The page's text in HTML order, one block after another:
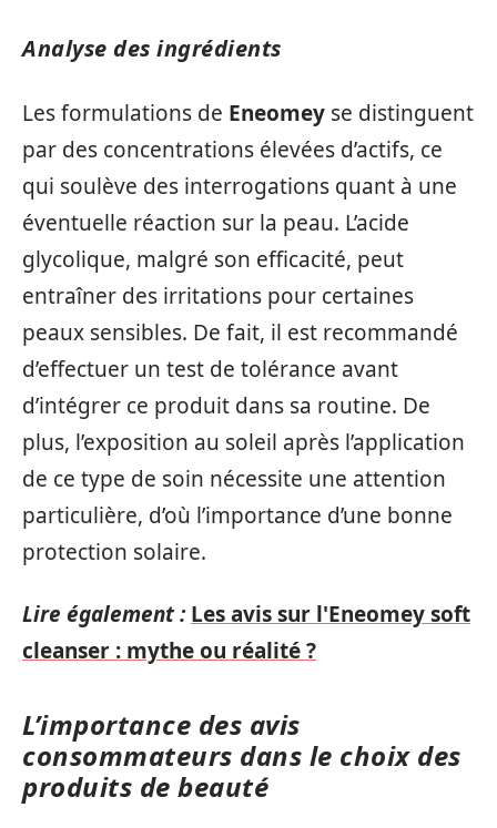
Analyse des ingrédients
Les formulations de Eneomey se distinguent
par des concentrations élevées d’actifs, ce
qui soulève des interrogations quant à une
éventuelle réaction sur la peau. L’acide
glycolique, malgré son efficacité, peut
entraîner des irritations pour certaines
peaux sensibles. De fait, il est recommandé
d’effectuer un test de tolérance avant
d’intégrer ce produit dans sa routine. De
plus, l’exposition au soleil après l’application
de ce type de soin nécessite une attention
particulière, d’où l’importance d’une bonne
protection solaire.
Lire également : Les avis sur l'Eneomey soft
cleanser : mythe ou réalité ?
L’importance des avis
consommateurs dans le choix des
produits de beauté